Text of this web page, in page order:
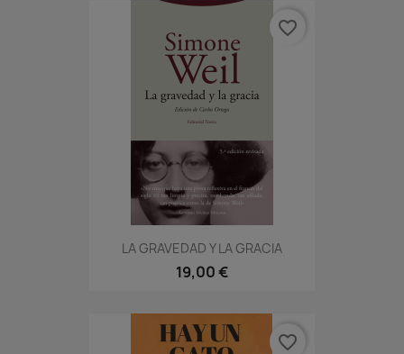
LA GRAVEDAD Y LA GRACIA
19,00 €
favorite_border
favorite_border